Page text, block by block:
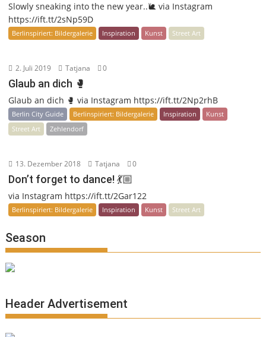
Slowly sneaking into the new year..🐌 via Instagram
https://ift.tt/2sNp59D
Berlinspiriert: Bildergalerie Inspiration Kunst Street Art
2. Juli 2019 Tatjana 0
Glaub an dich 🥊
Glaub an dich 🥊 via Instagram https://ift.tt/2Np2rhB
Berlin City Guide Berlinspiriert: Bildergalerie Inspiration
Kunst
Street Art
Zehlendorf
13. Dezember 2018 Tatjana 0
Don’t forget to dance! 💃🏼
via Instagram https://ift.tt/2Gar122
Berlinspiriert: Bildergalerie Inspiration Kunst Street Art
Season
Header Advertisement